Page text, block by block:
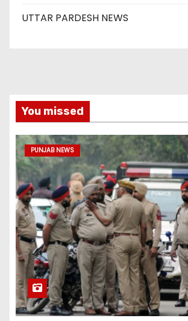
UTTAR PARDESH NEWS
You missed
PUNJAB NEWS